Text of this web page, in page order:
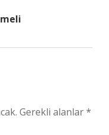
Gerekli alanlar*